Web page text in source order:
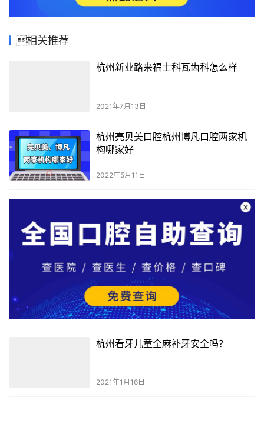
相关推荐
杭州新业路来福士科瓦齿科怎么样
2021年7月13日
杭州亮贝美口腔杭州博凡口腔两家机
构哪家好
2022年5月11日
杭州看牙儿童全麻补牙安全吗？
2021年1月16日